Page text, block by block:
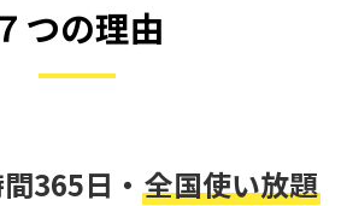
つの理由
365日・ 全国使い放題